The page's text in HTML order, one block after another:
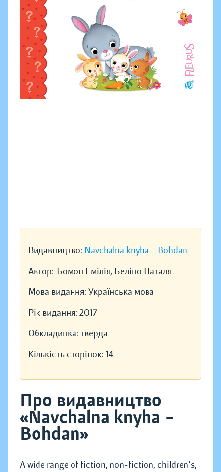
Видавництво: Navchalna knyha – Bohdan
Автор: Бомон Емілія, Беліно Наталя
Мова видання: Українська мова
Рік видання: 2017
Обкладинка: тверда
Кількість сторінок: 14
Про видавництво
«Navchalna knyha –
Bohdan»
A wide range of fiction, non-fiction, children's,